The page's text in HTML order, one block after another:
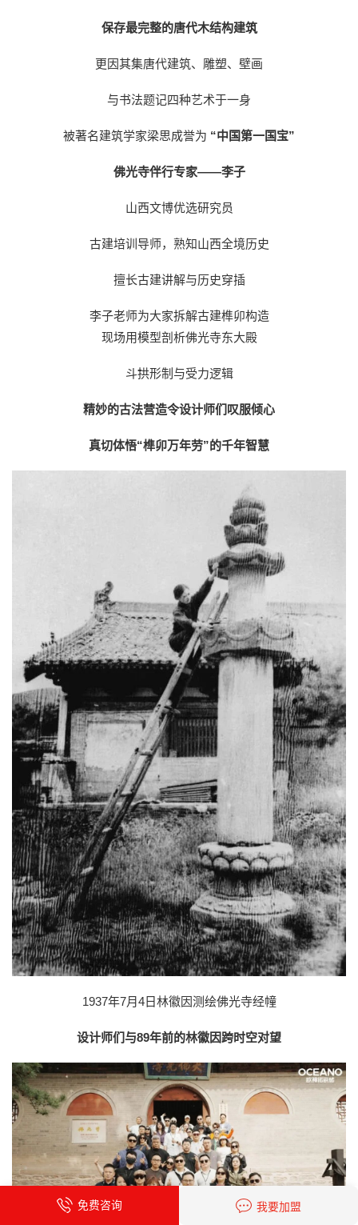
保存最完整的唐代木结构建筑
更因其集唐代建筑、雕塑、壁画
与书法题记四种艺术于一身
被著名建筑学家梁思成誉为 “中国第一国宝”
佛光寺伴行专家——李子
山西文博优选研究员
古建培训导师，熟知山西全境历史
擅长古建讲解与历史穿插
李子老师为大家拆解古建榫卯构造
现场用模型剖析佛光寺东大殿
斗拱形制与受力逻辑
精妙的古法营造令设计师们叹服倾心
真切体悟“榫卯万年劳”的千年智慧
1937年7月4日林徽因测绘佛光寺经幢
设计师们与89年前的林徽因跨时空对望
免费咨询 我要加盟